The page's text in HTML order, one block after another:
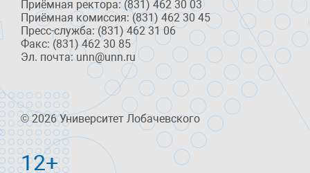
Приёмная ректора: (831) 462 30 03
Приёмная комиссия: (831) 462 30 45
Пресс-служба: (831) 462 31 06
Факс: (831) 462 30 85
Эл. почта: unn@unn.ru
© 2026 Университет Лобачевского
12+